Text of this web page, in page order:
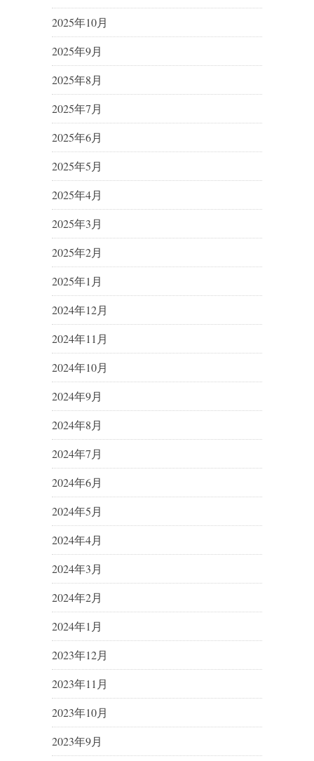
2025年10月
2025年9月
2025年8月
2025年7月
2025年6月
2025年5月
2025年4月
2025年3月
2025年2月
2025年1月
2024年12月
2024年11月
2024年10月
2024年9月
2024年8月
2024年7月
2024年6月
2024年5月
2024年4月
2024年3月
2024年2月
2024年1月
2023年12月
2023年11月
2023年10月
2023年9月